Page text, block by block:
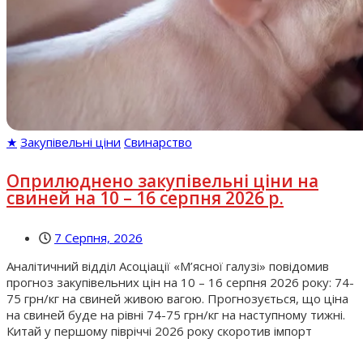
★ Закупівельні ціни Свинарство
Оприлюднено закупівельні ціни на
свиней на 10 – 16 серпня 2026 р.
7 Серпня, 2026
Аналітичний відділ Асоціації «М’ясної галузі» повідомив
прогноз закупівельних цін на 10 – 16 серпня 2026 року: 74-
75 грн/кг на свиней живою вагою. Прогнозується, що ціна
на свиней буде на рівні 74-75 грн/кг на наступному тижні.
Китай у першому півріччі 2026 року скоротив імпорт